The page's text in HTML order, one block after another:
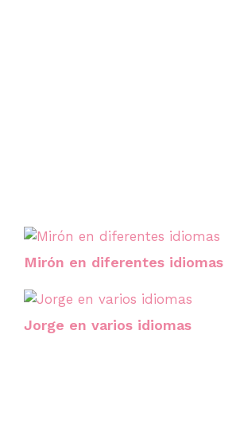
Mirón en diferentes idiomas
Jorge en varios idiomas